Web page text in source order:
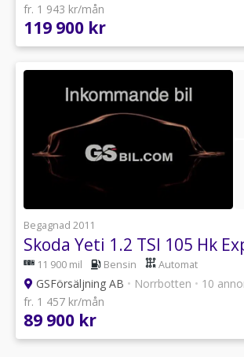
fr. 1 943 kr/mån
119 900 kr
Begagnad 2011
11 900 mil Bensin Automat
GSFörsäljning AB • Norrbotten • 10
fr. 1 457 kr/mån
89 900 kr